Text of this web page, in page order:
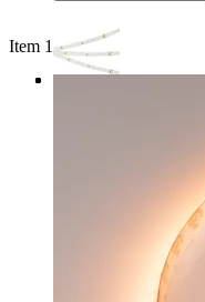
Item 1 of 3